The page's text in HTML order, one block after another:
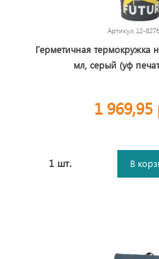
Артикул 12-
Герметичная термокружка
мл, серый (уф
1 969,95
1 шт. В